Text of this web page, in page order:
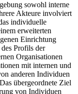
sowohl interne
Akteure involviert
individuelle
erweiterten
Einrichtung
Profils der
Organisationen
mit internen und
anderen Individuen
übergeordnete Ziel
von Individuen